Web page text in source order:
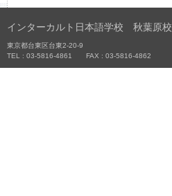
インターカルト日本語学校 秋葉原校
東京都台東区台東2-20-9
TEL : 03-5816-4861 FAX : 03-5816-4862